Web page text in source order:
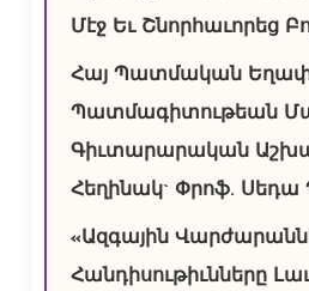
Մէջ Եւ Շնորհաւորեց
Հայ Պատմական
Պատմագիտութեան
Գիւտարարական
Հեղինակ` Փրոֆ. Սեդա
«Ազգային
Հանդիսութիւնները